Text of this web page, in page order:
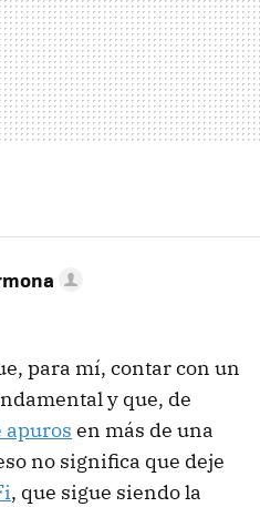
para mí, contar con un
y que, de
apuros en más de una
no significa que deje
, que sigue siendo la